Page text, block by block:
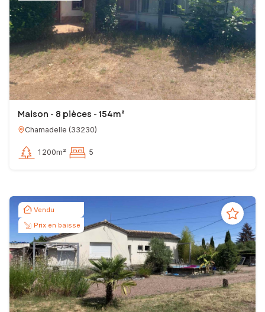
Maison - 8 pièces - 154m²
Chamadelle (33230)
1 200m² 5
Vendu
Prix en baisse